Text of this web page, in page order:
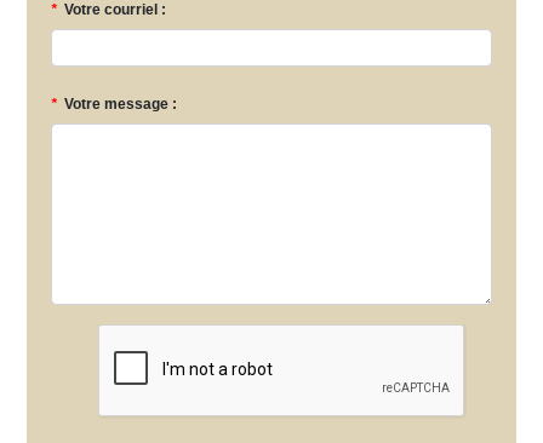
* Votre courriel :
* Votre message :